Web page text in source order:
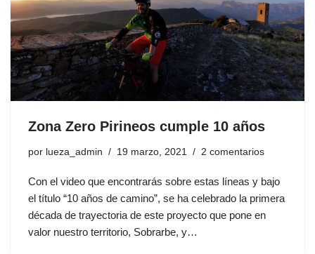
Zona Zero Pirineos cumple 10 años
por lueza_admin 19 marzo, 2021 2 comentarios
Con el video que encontrarás sobre estas líneas y bajo
el título “10 años de camino”, se ha celebrado la primera
década de trayectoria de este proyecto que pone en
valor nuestro territorio, Sobrarbe, y…